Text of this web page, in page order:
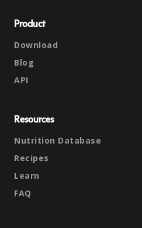
Product
Download
Blog
API
Resources
Nutrition Database
Recipes
Learn
FAQ